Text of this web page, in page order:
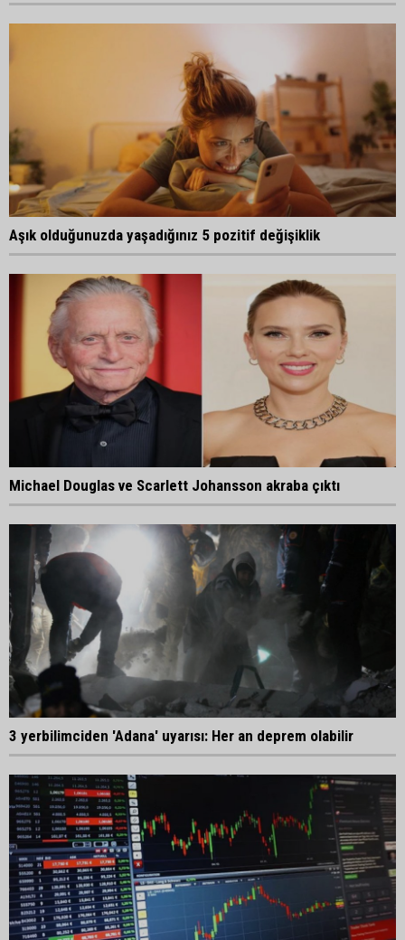
Aşık olduğunuzda yaşadığınız 5 pozitif değişiklik
Michael Douglas ve Scarlett Johansson akraba çıktı
3 yerbilimciden 'Adana' uyarısı: Her an deprem olabilir